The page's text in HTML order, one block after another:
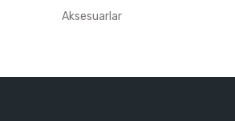
Aksesuarlar